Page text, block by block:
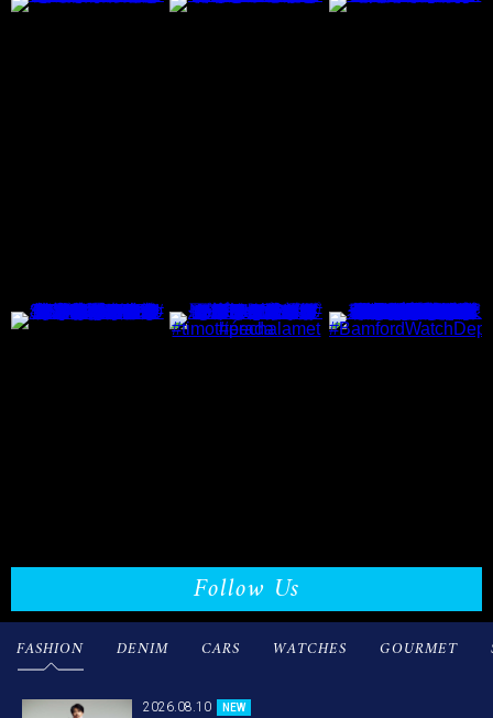
Follow Us
FASHION DENIM CARS WATCHES GOURMET
2026.08.10
NEW